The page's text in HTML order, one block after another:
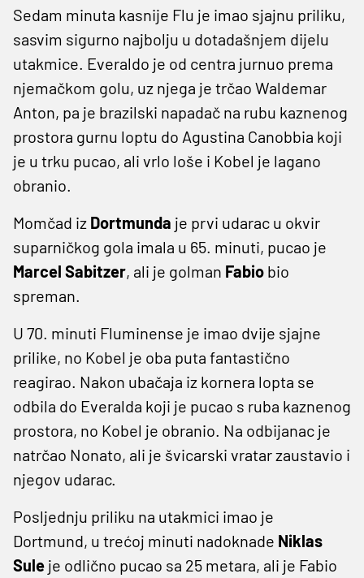
Sedam minuta kasnije Flu je imao sjajnu priliku,
sasvim sigurno najbolju u dotadašnjem dijelu
utakmice. Everaldo je od centra jurnuo prema
njemačkom golu, uz njega je trčao Waldemar
Anton, pa je brazilski napadač na rubu kaznenog
prostora gurnu loptu do Agustina Canobbia koji
je u trku pucao, ali vrlo loše i Kobel je lagano
obranio.
Momčad iz Dortmunda je prvi udarac u okvir
suparničkog gola imala u 65. minuti, pucao je
Marcel Sabitzer, ali je golman Fabio bio
spreman.
U 70. minuti Fluminense je imao dvije sjajne
prilike, no Kobel je oba puta fantastično
reagirao. Nakon ubačaja iz kornera lopta se
odbila do Everalda koji je pucao s ruba kaznenog
prostora, no Kobel je obranio. Na odbijanac je
natrčao Nonato, ali je švicarski vratar zaustavio i
njegov udarac.
Posljednju priliku na utakmici imao je
Dortmund, u trećoj minuti nadoknade Niklas
Sule je odlično pucao sa 25 metara, ali je Fabio